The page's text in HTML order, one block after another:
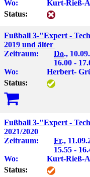
Wo:
Kurt-Rieß-
Status:
Fußball 3-"Expert -
2019 und älter
Zeitraum:
Do.,
16.00 -
Wo:
Herbert-
Status:
Fußball 3-"Expert -
2021/2020
Zeitraum:
Fr.,
15.55 -
Wo:
Kurt-Rieß-
Status: